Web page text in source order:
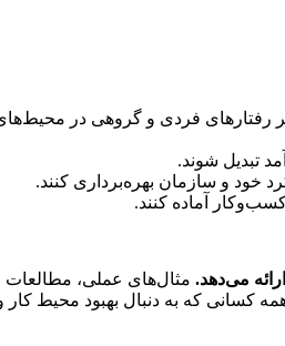
رفتارهای فردی و گروهی در محیط‌های
تبدیل شوند.
خود و سازمان بهره‌برداری کنند.
آماده کنند.
مثال‌های عملی، مطالعات
کسانی که به دنبال بهبود محیط کار